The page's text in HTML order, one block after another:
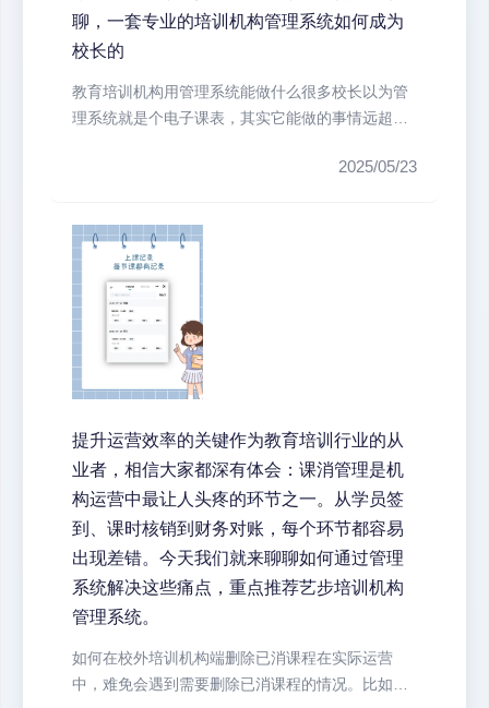
聊，一套专业的培训机构管理系统如何成为
校长的
教育培训机构用管理系统能做什么很多校长以为管
理系统就是个电子课表，其实它能做的事情远超想
2025/05/23
提升运营效率的关键作为教育培训行业的从
业者，相信大家都深有体会：课消管理是机
构运营中最让人头疼的环节之一。从学员签
到、课时核销到财务对账，每个环节都容易
出现差错。今天我们就来聊聊如何通过管理
系统解决这些痛点，重点推荐艺步培训机构
管理系统。
如何在校外培训机构端删除已消课程在实际运营
中，难免会遇到需要删除已消课程的情况。比如老